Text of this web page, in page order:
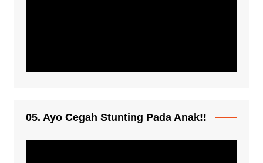
05. Ayo Cegah Stunting Pada Anak!!